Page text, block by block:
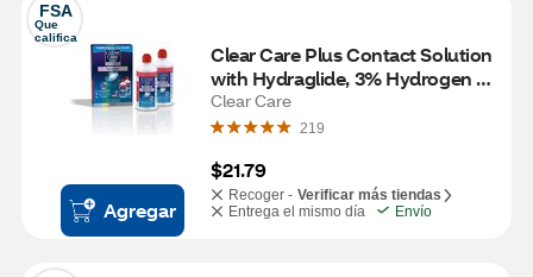
FSA
Que
califica
Agregar
Clear Care Plus Contact Solution
with Hydraglide, 3% Hydrogen
Peroxide, Twin Pack, 12 OZ
Clear Care
219
$21.79
Recoger - Verificar más tiendas
Entrega el mismo día
Envío